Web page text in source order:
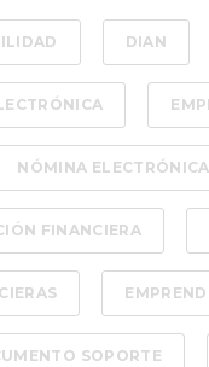
DIAN
NÓMINA
FINANCIERA
SOPORTE